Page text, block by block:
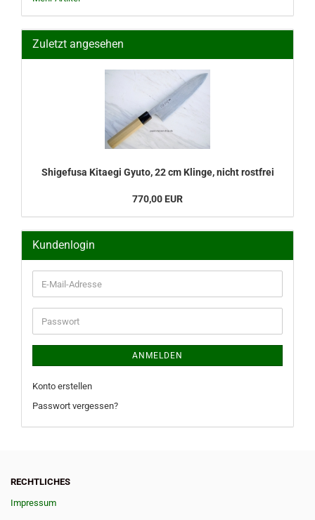
Zuletzt angesehen
Shigefusa Kitaegi Gyuto, 22 cm Klinge, nicht rostfrei
770,00 EUR
Kundenlogin
E-
Mail-
Adresse
Passwort
ANMELDEN
Konto erstellen
Passwort vergessen?
RECHTLICHES
Impressum